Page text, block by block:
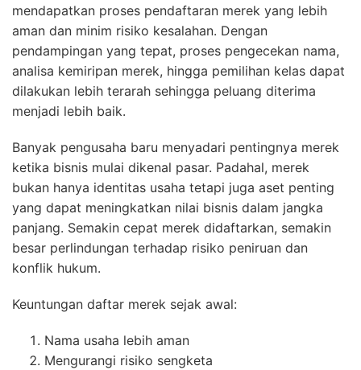
mendapatkan proses pendaftaran merek yang lebih
aman dan minim risiko kesalahan. Dengan
pendampingan yang tepat, proses pengecekan nama,
analisa kemiripan merek, hingga pemilihan kelas dapat
dilakukan lebih terarah sehingga peluang diterima
menjadi lebih baik.
Banyak pengusaha baru menyadari pentingnya merek
ketika bisnis mulai dikenal pasar. Padahal, merek
bukan hanya identitas usaha tetapi juga aset penting
yang dapat meningkatkan nilai bisnis dalam jangka
panjang. Semakin cepat merek didaftarkan, semakin
besar perlindungan terhadap risiko peniruan dan
konflik hukum.
Keuntungan daftar merek sejak awal:
Nama usaha lebih aman
Mengurangi risiko sengketa